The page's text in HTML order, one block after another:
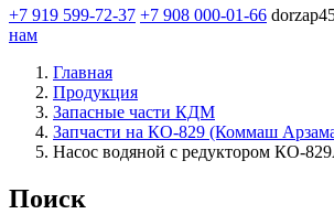
+7 919 599-72-37 +7 908 000-01-66
нам
Главная
Продукция
Запасные части КДМ
Запчасти на КО-829 (Коммаш
Насос водяной с редуктором КО-
Поиск